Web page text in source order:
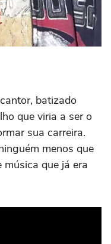
batizado
que viria a ser o
sua carreira.
menos que
música que já era